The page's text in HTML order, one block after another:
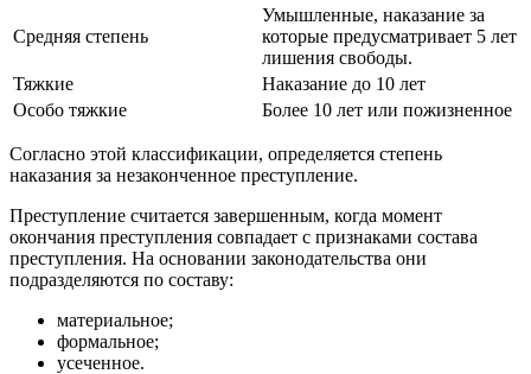
Средняя степень
Умышленные, наказание за
которые предусматривает 5 лет
лишения свободы.
Тяжкие
Наказание до 10 лет
Особо тяжкие
Более 10 лет или пожизненное
Согласно этой классификации, определяется степень
наказания за незаконченное преступление.
Преступление считается завершенным, когда момент
окончания преступления совпадает с признаками состава
преступления. На основании законодательства они
подразделяются по составу:
материальное;
формальное;
усеченное.